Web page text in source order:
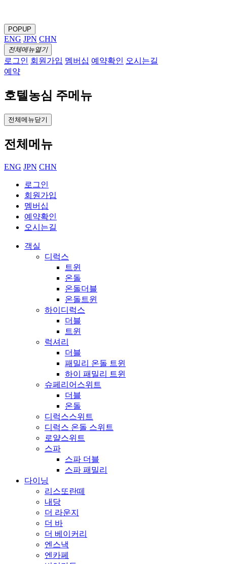
POPUP
ENG JPN CHN
전체메뉴열기
로그인 회원가입 멤버십 예약확인 오시는길
예약
호텔농심 주메뉴
전체메뉴닫기
전체메뉴
ENG JPN CHN
로그인
회원가입
멤버십
예약확인
오시는길
객실
디럭스
트윈
온돌
온돌더블
온돌트윈
하이디럭스
더블
트윈
럭셔리
더블
패밀리 온돌 트윈
하이 패밀리 트윈
슈페리어스위트
더블
온돌
디럭스스위트
디럭스 온돌 스위트
로얄스위트
스파
스파 더블
스파 패밀리
다이닝
리스또란떼
내당
더 라운지
더 바
더 베이커리
엔스낵
엔카페